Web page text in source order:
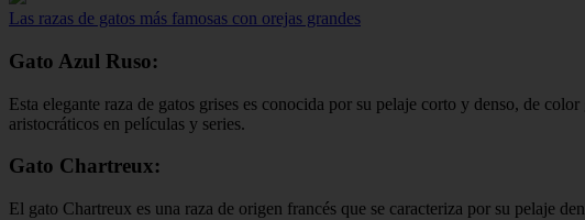
Las razas de gatos más famosas con orejas grandes
Gato Azul Ruso:
Esta elegante raza de gatos grises es conocida por su pelaje corto y denso, de
aristocráticos en películas y series.
Gato Chartreux:
El gato Chartreux es una raza de origen francés que se caracteriza por su pelaje